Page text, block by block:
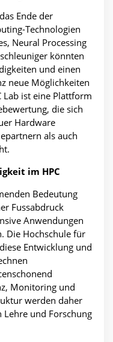
Ende der
Technologien
Neural Processing
könnten
und einen
neue Möglichkeiten
Lab ist eine Plattform
die sich
Hardware
als auch
im HPC
Bedeutung
Fussabdruck
Anwendungen
Die Hochschule für
Entwicklung und
Monitoring und
werden daher
und Forschung